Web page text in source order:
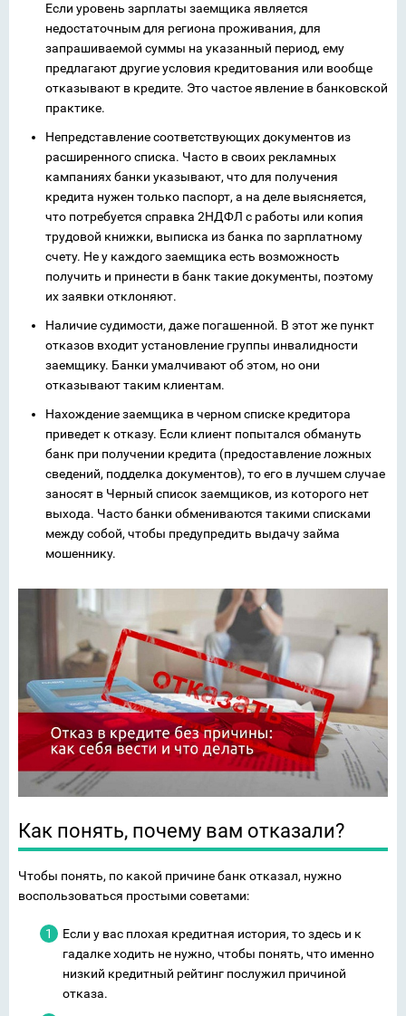
Если уровень зарплаты заемщика является
недостаточным для региона проживания, для
запрашиваемой суммы на указанный период, ему
предлагают другие условия кредитования или вообще
отказывают в кредите. Это частое явление в банковской
практике.
Непредставление соответствующих документов из
расширенного списка. Часто в своих рекламных
кампаниях банки указывают, что для получения
кредита нужен только паспорт, а на деле выясняется,
что потребуется справка 2НДФЛ с работы или копия
трудовой книжки, выписка из банка по зарплатному
счету. Не у каждого заемщика есть возможность
получить и принести в банк такие документы, поэтому
их заявки отклоняют.
Наличие судимости, даже погашенной. В этот же пункт
отказов входит установление группы инвалидности
заемщику. Банки умалчивают об этом, но они
отказывают таким клиентам.
Нахождение заемщика в черном списке кредитора
приведет к отказу. Если клиент попытался обмануть
банк при получении кредита (предоставление ложных
сведений, подделка документов), то его в лучшем случае
заносят в Черный список заемщиков, из которого нет
выхода. Часто банки обмениваются такими списками
между собой, чтобы предупредить выдачу займа
мошеннику.
Как понять, почему вам отказали?
Чтобы понять, по какой причине банк отказал, нужно
воспользоваться простыми советами:
Если у вас плохая кредитная история, то здесь и к
гадалке ходить не нужно, чтобы понять, что именно
низкий кредитный рейтинг послужил причиной
отказа.